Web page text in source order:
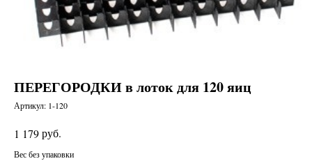
ПЕРЕГОРОДКИ в лоток для 120 яиц
Артикул: 1-120
1 179руб.
Вес без упаковки